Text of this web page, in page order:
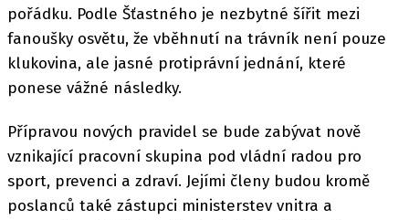
pořádku. Podle Šťastného je nezbytné šířit mezi
fanoušky osvětu, že vběhnutí na trávník není pouze
klukovina, ale jasné protiprávní jednání, které
ponese vážné následky.
Přípravou nových pravidel se bude zabývat nově
vznikající pracovní skupina pod vládní radou pro
sport, prevenci a zdraví. Jejími členy budou kromě
poslanců také zástupci ministerstev vnitra a